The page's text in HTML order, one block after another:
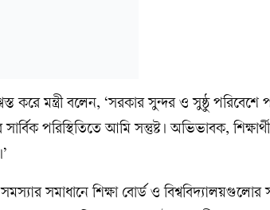
করে মন্ত্রী বলেন, ‘সরকার সুন্দর ও সুষ্ঠু পরিবেশে
পরিস্থিতিতে আমি সন্তুষ্ট। অভিভাবক,
সমাধানে শিক্ষা বোর্ড ও বিশ্ববিদ্যালয়গুলোর